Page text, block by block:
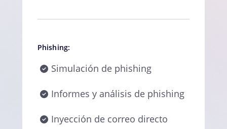
Phishing:
Simulación de phishing
Informes y análisis de phishing
Inyección de correo directo